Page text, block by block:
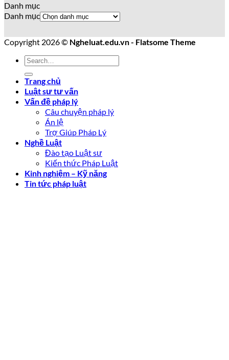
Danh mục
Danh mục
Copyright 2026 © Ngheluat.edu.vn - Flatsome Theme
Trang chủ
Luật sư tư vấn
Vấn đề pháp lý
Câu chuyện pháp lý
Án lệ
Trợ Giúp Pháp Lý
Nghề Luật
Đào tạo Luật sư
Kiến thức Pháp Luật
Kinh nghiệm – Kỹ năng
Tin tức pháp luật